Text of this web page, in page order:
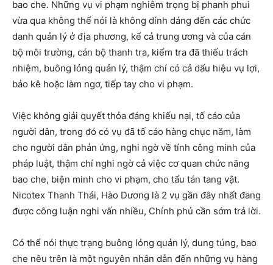
bao che. Những vụ vi phạm nghiêm trọng bị phanh phui
vừa qua không thể nói là không dính dáng đến các chức
danh quản lý ở địa phương, kể cả trung ương và của cán
bộ môi trường, cán bộ thanh tra, kiểm tra đã thiếu trách
nhiệm, buông lỏng quản lý, thậm chí có cả dấu hiệu vụ lợi,
bảo kê hoặc làm ngơ, tiếp tay cho vi phạm.
Việc không giải quyết thỏa đáng khiếu nại, tố cáo của
người dân, trong đó có vụ đã tố cáo hàng chục năm, làm
cho người dân phản ứng, nghi ngờ về tính công minh của
pháp luật, thậm chí nghi ngờ cả việc cơ quan chức năng
bao che, biện minh cho vi phạm, cho tẩu tán tang vật.
Nicotex Thanh Thái, Hào Dương là 2 vụ gần đây nhất đang
được công luận nghi vấn nhiều, Chính phủ cần sớm trả lời.
Có thể nói thực trạng buông lỏng quản lý, dung túng, bao
che nêu trên là một nguyên nhân dẫn đến những vụ hàng